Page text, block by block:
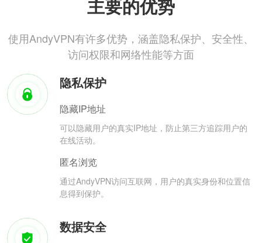
主要的优势
使用AndyVPN有许多优势，涵盖隐私保护、安全性、
访问权限和网络性能等方面
隐私保护
隐藏IP地址
可以隐藏用户的真实IP地址，防止第三方追踪用户的
在线活动。
匿名浏览
通过AndyVPN访问互联网，用户的真实身份和位置信
息得到保护。
数据安全